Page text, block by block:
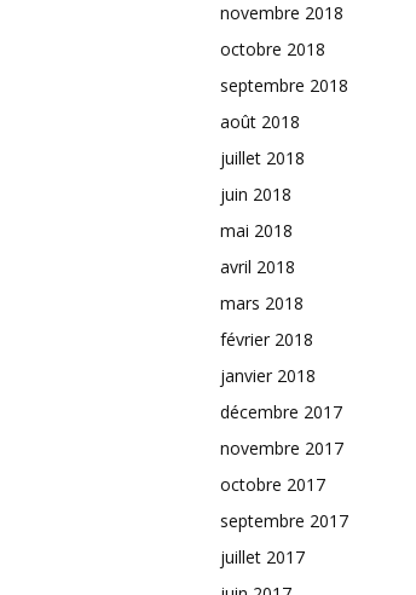
novembre 2018
octobre 2018
septembre 2018
août 2018
juillet 2018
juin 2018
mai 2018
avril 2018
mars 2018
février 2018
janvier 2018
décembre 2017
novembre 2017
octobre 2017
septembre 2017
juillet 2017